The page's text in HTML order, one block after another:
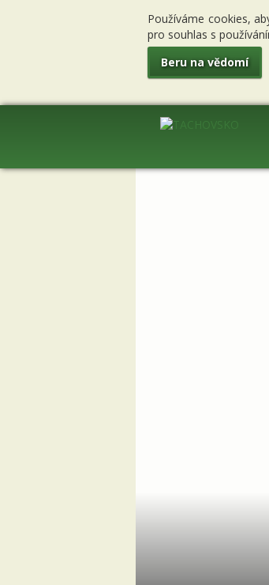
Používáme cookies,
pro souhlas s
Beru na vědomí